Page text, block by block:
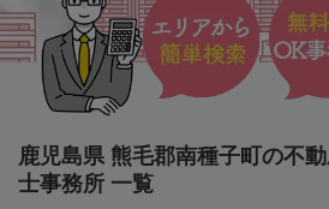
鹿児島県 熊毛郡南種子町の不
士事務所 一覧